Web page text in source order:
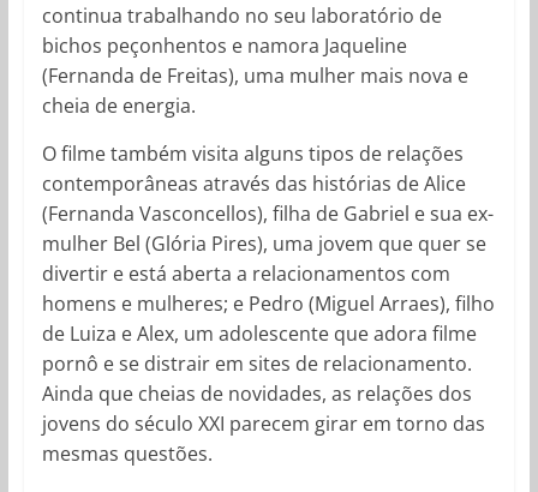
continua trabalhando no seu laboratório de
bichos peçonhentos e namora Jaqueline
(Fernanda de Freitas), uma mulher mais nova e
cheia de energia.
O filme também visita alguns tipos de relações
contemporâneas através das histórias de Alice
(Fernanda Vasconcellos), filha de Gabriel e sua ex-
mulher Bel (Glória Pires), uma jovem que quer se
divertir e está aberta a relacionamentos com
homens e mulheres; e Pedro (Miguel Arraes), filho
de Luiza e Alex, um adolescente que adora filme
pornô e se distrair em sites de relacionamento.
Ainda que cheias de novidades, as relações dos
jovens do século XXI parecem girar em torno das
mesmas questões.